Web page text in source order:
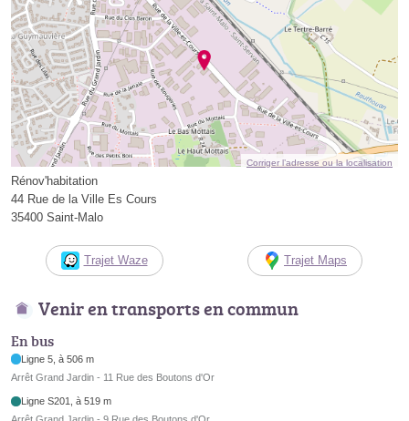
Corriger l’adresse ou la localisation
Rénov'habitation
44 Rue de la Ville Es Cours
35400 Saint-Malo
Trajet Waze Trajet Maps
Venir en transports en commun
En bus
Ligne 5, à 506 m
Arrêt Grand Jardin - 11 Rue des Boutons d'Or
Ligne S201, à 519 m